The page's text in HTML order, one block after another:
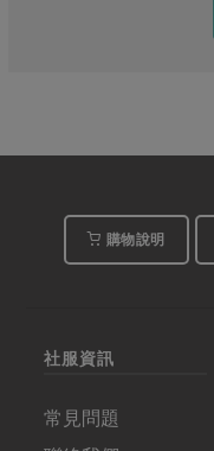
購物說明
社服資訊
常見問題